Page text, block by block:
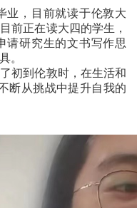
业，目前就读于伦敦大
前正在读大四的学生，
请研究生的文书写作思
。
初到伦敦时，在生活和
断从挑战中提升自我的